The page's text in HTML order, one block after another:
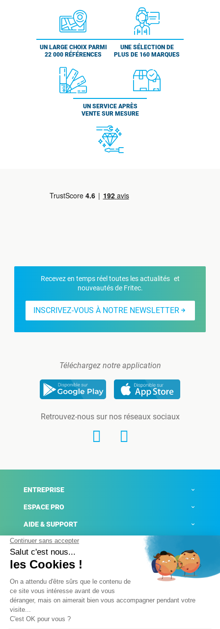
UN LARGE CHOIX PARMI
22 000 RÉFÉRENCES
UNE SÉLECTION DE
PLUS DE 160 MARQUES
UN SERVICE APRÈS
VENTE SUR MESURE
Recevez en temps réel toutes les actualités et
nouveautés de Fritec.
INSCRIVEZ-VOUS À NOTRE NEWSLETTER
Téléchargez notre application
Retrouvez-nous sur nos réseaux sociaux
ENTREPRISE
ESPACE PRO
AIDE & SUPPORT
ACTUALITÉS
Mentions légales